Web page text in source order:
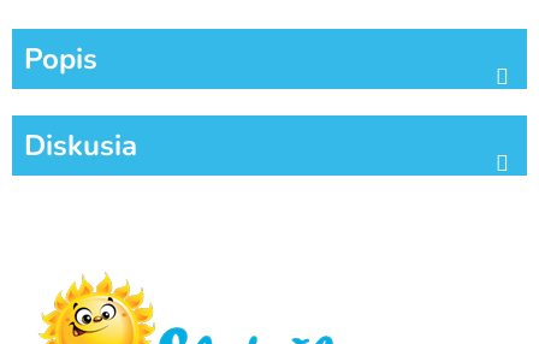
Popis
Diskusia